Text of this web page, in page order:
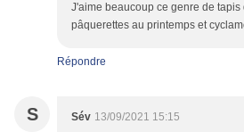
J'aime beaucoup ce genre de tapis
pâquerettes au printemps et
Répondre
S Sév 13/09/2021 15:15